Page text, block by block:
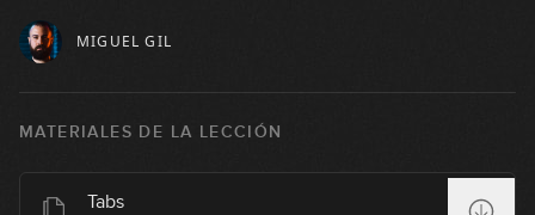
MIGUEL GIL
MATERIALES DE LA LECCIÓN
Tabs